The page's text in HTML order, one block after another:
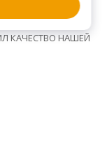
КАЧЕСТВО НАШЕЙ